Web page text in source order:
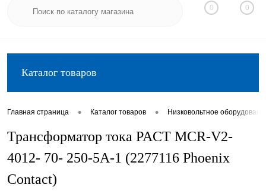
0 0
Каталог товаров
Главная страница • Каталог товаров • Низковольтное
Трансформатор тока PACT MCR-V2-
4012- 70- 250-5A-1 (2277116 Phoenix
Contact)